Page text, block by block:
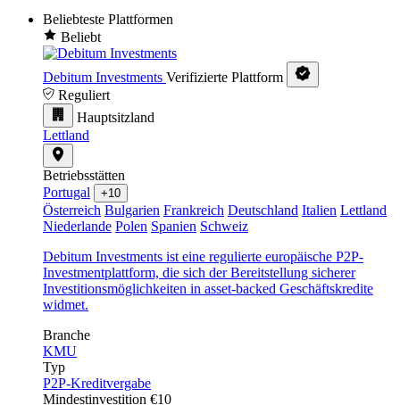
Beliebteste Plattformen
Beliebt
Debitum Investments Verifizierte Plattform
Reguliert
Hauptsitzland
Lettland
Betriebsstätten
Portugal
+10
Österreich Bulgarien Frankreich Deutschland Italien Lettland
Niederlande Polen Spanien Schweiz
Debitum Investments ist eine regulierte europäische P2P-
Investmentplattform, die sich der Bereitstellung sicherer
Investitionsmöglichkeiten in asset-backed Geschäftskredite
widmet.
Branche
KMU
Typ
P2P-Kreditvergabe
Mindestinvestition €10